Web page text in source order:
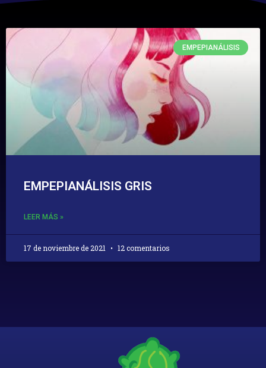
EMPEPIANÁLISIS
EMPEPIANÁLISIS GRIS
LEER MÁS »
17 de noviembre de 2021 12 comentarios